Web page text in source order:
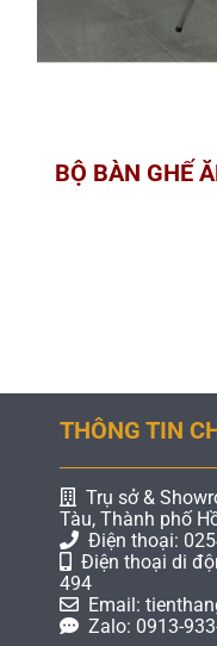
BỘ BÀN GHẾ
THÔNG TIN
Trụ sở &
Tàu, Thành phố
Điện thoại:
Điện thoại di
494
Email:
Zalo: 0913-